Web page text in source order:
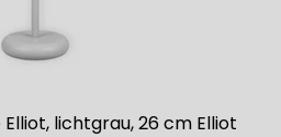
lichtgrau, 26 cm Elliot